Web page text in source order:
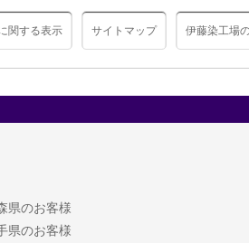
関する表示 サイトマップ 伊藤染工場
県のお客様
県のお客様